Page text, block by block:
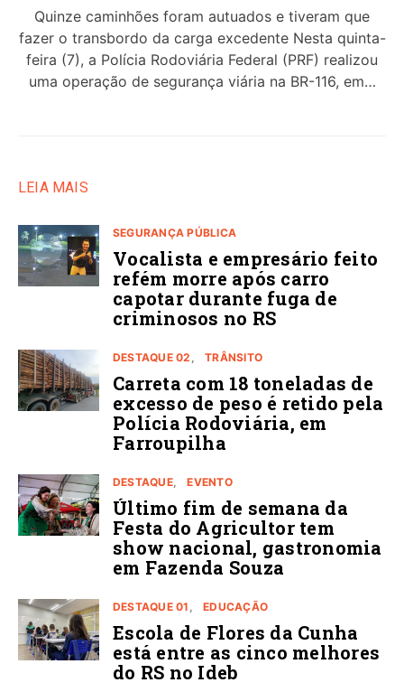
Quinze caminhões foram autuados e tiveram que
fazer o transbordo da carga excedente Nesta quinta-
feira (7), a Polícia Rodoviária Federal (PRF) realizou
uma operação de segurança viária na BR-116, em…
LEIA MAIS
SEGURANÇA PÚBLICA
Vocalista e empresário feito
refém morre após carro
capotar durante fuga de
criminosos no RS
DESTAQUE 02 TRÂNSITO
Carreta com 18 toneladas de
excesso de peso é retido pela
Polícia Rodoviária, em
Farroupilha
DESTAQUE EVENTO
Último fim de semana da
Festa do Agricultor tem
show nacional, gastronomia
em Fazenda Souza
DESTAQUE 01 EDUCAÇÃO
Escola de Flores da Cunha
está entre as cinco melhores
do RS no Ideb